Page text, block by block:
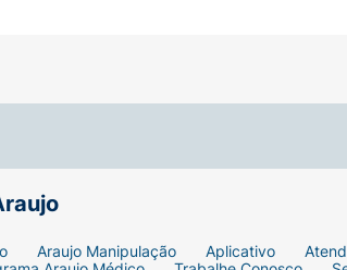
Araujo Manipulação Aplicativo